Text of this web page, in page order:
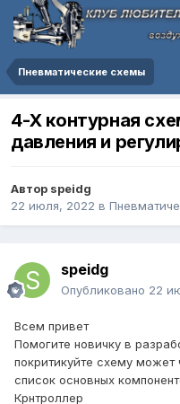
Пневматические схемы
4-Х контурная
давления и
Автор speidg
22 июля, 2022 в
speidg
Опубликовано 22
Всем привет
Помогите новичку в
покритикуйте схему может
список основных
Крнтроллер